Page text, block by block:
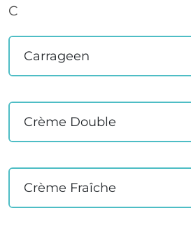
C
Carrageen
Crème Double
Crème Fraîche